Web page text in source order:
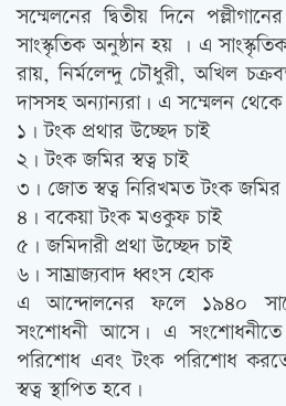
সম্মেলনের দ্বিতীয় দিনে
সাংস্কৃতিক অনুষ্ঠান হয় । এ
রায়, নির্মলেন্দু চৌধুরী, অখিল
দাসসহ অন্যান্যরা। এ সম্মেলন
১। টংক প্রথার উচ্ছেদ চাই
২। টংক জমির স্বত্ব চাই
৩। জোত স্বত্ব নিরিখমত টংক জমির
৪। বকেয়া টংক মওকুফ চাই
৫। জমিদারী প্রথা উচ্ছেদ চাই
৬। সাম্রাজ্যবাদ ধ্বংস হোক
এ আন্দোলনের ফলে ১৯৪০
সংশোধনী আসে। এ সংশোধনীতে
পরিশোধ এবং টংক পরিশোধ
স্বত্ব স্থাপিত হবে।